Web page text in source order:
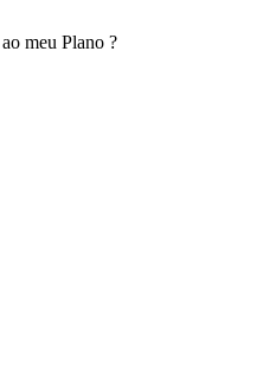
meu Plano ?